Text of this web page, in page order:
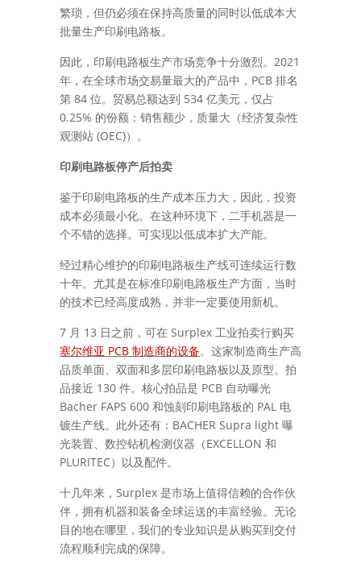
繁琐，但仍必须在保持高质量的同时以低成本大
批量生产印刷电路板。
因此，印刷电路板生产市场竞争十分激烈。 2021
年，在全球市场交易量最大的产品中， PCB 排名
第 84 位。贸易总额达到 534 亿美元，仅占
0.25% 的份额：销售额少，质量大（经济复杂性
观测站 (OEC)）。
印刷电路板停产后拍卖
鉴于印刷电路板的生产成本压力大，因此，投资
成本必须最小化。在这种环境下，二手机器是一
个不错的选择。可实现以低成本扩大产能。
经过精心维护的印刷电路板生产线可连续运行数
十年。尤其是在标准印刷电路板生产方面，当时
的技术已经高度成熟，并非一定要使用新机。
7 月 13 日之前，可在 Surplex 工业拍卖行购买
塞尔维亚 PCB 制造商的设备。这家制造商生产高
品质单面、双面和多层印刷电路板以及原型。拍
品接近 130 件。核心拍品是 PCB 自动曝光
Bacher FAPS 600 和蚀刻印刷电路板的 PAL 电
镀生产线。此外还有： BACHER Supra light 曝
光装置、数控钻机检测仪器（ EXCELLON 和
PLURITEC）以及配件。
十几年来， Surplex 是市场上值得信赖的合作伙
伴，拥有机器和装备全球运送的丰富经验。无论
目的地在哪里，我们的专业知识是从购买到交付
流程顺利完成的保障。